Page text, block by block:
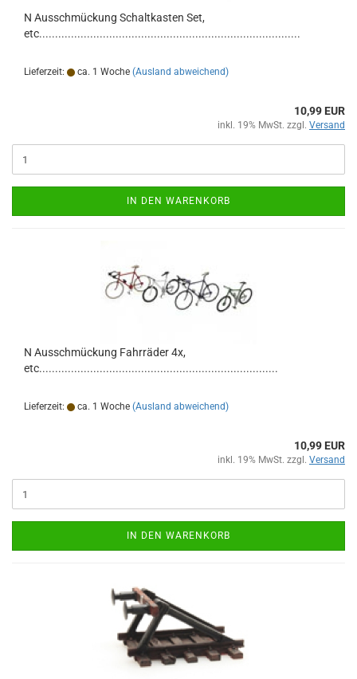
N Ausschmückung Schaltkasten Set,
etc..................................................................................
Lieferzeit: ca. 1 Woche (Ausland abweichend)
10,99 EUR
inkl. 19% MwSt. zzgl. Versand
IN DEN WARENKORB
N Ausschmückung Fahrräder 4x,
etc...........................................................................
Lieferzeit: ca. 1 Woche (Ausland abweichend)
10,99 EUR
inkl. 19% MwSt. zzgl. Versand
IN DEN WARENKORB